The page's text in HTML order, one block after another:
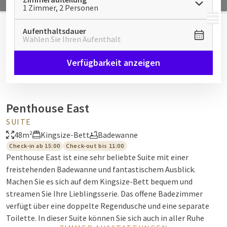
MENÜ
1 Zimmer, 2 Personen
Aufenthaltsdauer
Wählen Sie Ihren Aufenthalt
Verfügbarkeit anzeigen
Penthouse East
SUITE
48m²
Kingsize-Bett Badewanne
Check-in ab 15:00 Check-out bis 11:00
Penthouse East ist eine sehr beliebte Suite mit einer
freistehenden Badewanne und fantastischem Ausblick.
Machen Sie es sich auf dem Kingsize-Bett bequem und
streamen Sie Ihre Lieblingsserie. Das offene Badezimmer
verfügt über eine doppelte Regendusche und eine separate
Toilette. In dieser Suite können Sie sich auch in aller Ruhe